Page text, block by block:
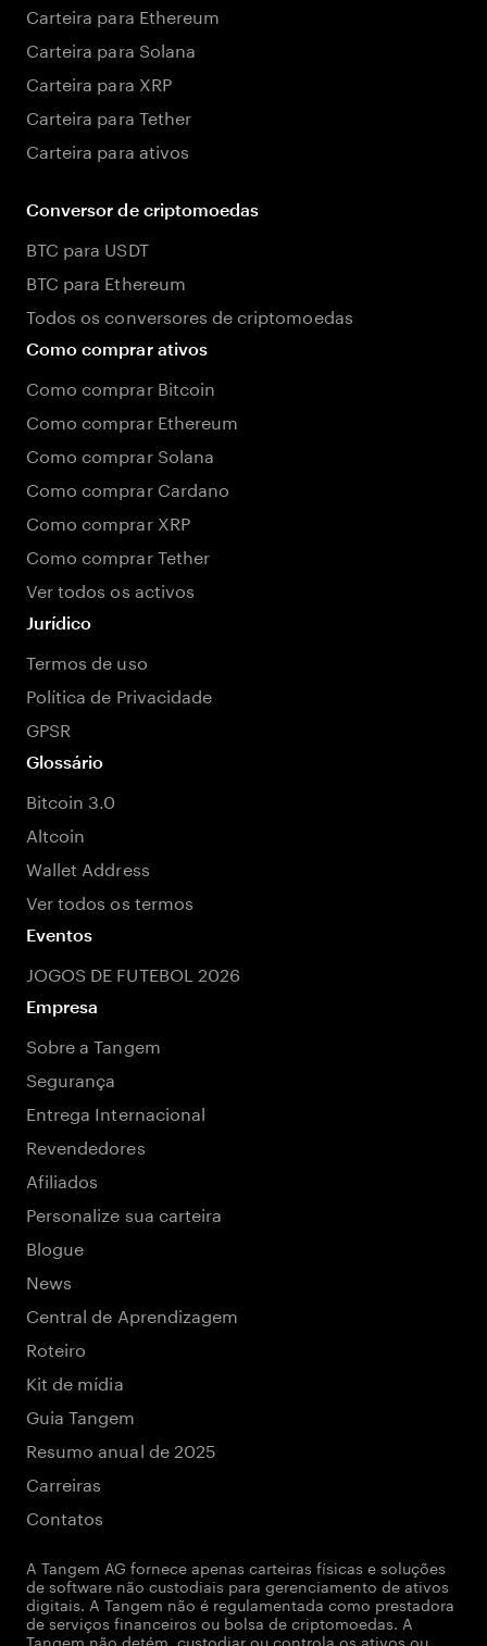
Carteira para Ethereum
Carteira para Solana
Carteira para XRP
Carteira para Tether
Carteira para ativos
Conversor de criptomoedas
BTC para USDT
BTC para Ethereum
Todos os conversores de criptomoedas
Como comprar ativos
Como comprar Bitcoin
Como comprar Ethereum
Como comprar Solana
Como comprar Cardano
Como comprar XRP
Como comprar Tether
Ver todos os activos
Jurídico
Termos de uso
Política de Privacidade
GPSR
Glossário
Bitcoin 3.0
Altcoin
Wallet Address
Ver todos os termos
Eventos
JOGOS DE FUTEBOL 2026
Empresa
Sobre a Tangem
Segurança
Entrega Internacional
Revendedores
Afiliados
Personalize sua carteira
Blogue
News
Central de Aprendizagem
Roteiro
Kit de mídia
Guia Tangem
Resumo anual de 2025
Carreiras
Contatos
A Tangem AG fornece apenas carteiras físicas e soluções
de software não custodiais para gerenciamento de ativos
digitais. A Tangem não é regulamentada como prestadora
de serviços financeiros ou bolsa de criptomoedas. A
Tangem não detém, custodiar ou controla os ativos ou